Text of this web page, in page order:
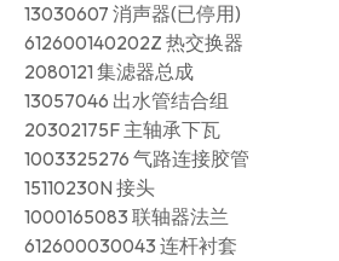
13030607 消声器(已停用)
612600140202Z 热交换器
2080121 集滤器总成
13057046 出水管结合组
20302175F 主轴承下瓦
1003325276 气路连接胶管
15110230N 接头
1000165083 联轴器法兰
612600030043 连杆衬套